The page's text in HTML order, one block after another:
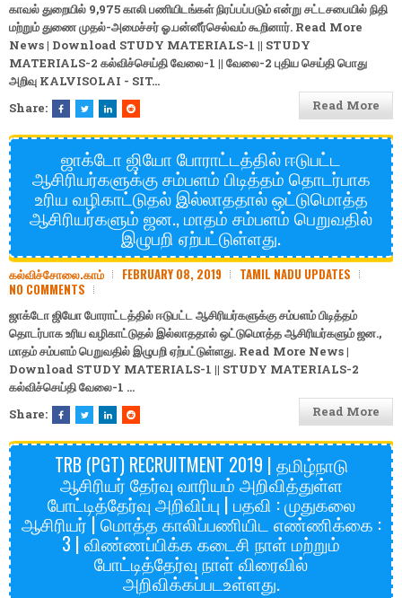
காவல் துறையில் 9,975 காலி பணியிடங்கள் நிரப்பப்படும் என்று சட்டசபையில் நிதி
மற்றும் துணை முதல்-அமைச்சர் ஓ.பன்னீர்செல்வம் கூறினார். Read More
News | Download STUDY MATERIALS-1 || STUDY
MATERIALS-2 கல்விச்செய்திவேலை-1 || வேலை-2 புதிய செய்திபொது
அறிவு KALVISOLAI - SIT…
Share:
Read More
ஜாக்டோ ஜியோ போராட்டத்தில் ஈடுபட்ட
ஆசிரியர்களுக்கு சம்பளம் பிடித்தம் தொடர்பாக
உரிய வழிகாட்டுதல் இல்லாததால் ஒட்டுமொத்த
ஆசிரியர்களும் ஜன., மாதம் சம்பளம் பெறுவதில்
இழுபறி ஏற்பட்டுள்ளது.
கல்விச்சோலை.காம் FEBRUARY 08, 2019
TAMIL NADU UPDATES
NO COMMENTS
ஜாக்டோ ஜியோ போராட்டத்தில் ஈடுபட்ட ஆசிரியர்களுக்கு சம்பளம் பிடித்தம்
தொடர்பாக உரிய வழிகாட்டுதல் இல்லாததால் ஒட்டுமொத்த ஆசிரியர்களும் ஜன.,
மாதம் சம்பளம் பெறுவதில் இழுபறி ஏற்பட்டுள்ளது. Read More News |
Download STUDY MATERIALS-1 || STUDY MATERIALS-2
கல்விச்செய்திவேலை-1 …
Share:
Read More
TRB (PGT) RECRUITMENT 2019 | தமிழ்நாடு
ஆசிரியர் தேர்வு வாரியம் அறிவித்துள்ள
போட்டித்தேர்வு அறிவிப்பு | பதவி : முதுகலை
ஆசிரியர் | மொத்த காலிப்பணியிட எண்ணிக்கை :
3 | விண்ணப்பிக்க கடைசி நாள் மற்றும்
போட்டித்தேர்வு நாள் விரைவில்
அறிவிக்கப்படஉள்ளது.